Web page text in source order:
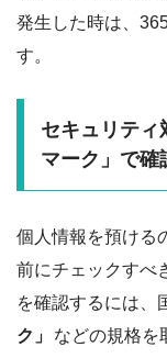
発生した時は、
す。
セキュリティ
マーク」で確
個人情報を預ける
前にチェックすべ
を確認するには、
ク」
などの規格を